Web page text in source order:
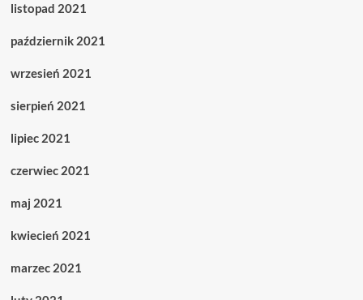
listopad 2021
październik 2021
wrzesień 2021
sierpień 2021
lipiec 2021
czerwiec 2021
maj 2021
kwiecień 2021
marzec 2021